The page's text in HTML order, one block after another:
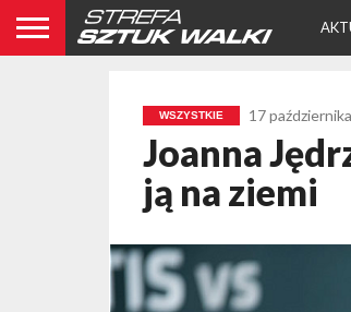
WSZYSTKIE 17
Joanna
ją na ziemi